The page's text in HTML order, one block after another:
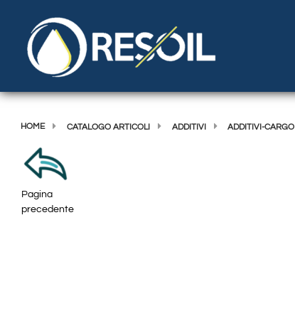
HOME CATALOGO ARTICOLI ADDITIVI ADDITIVI-CARGO
Pagina
precedente